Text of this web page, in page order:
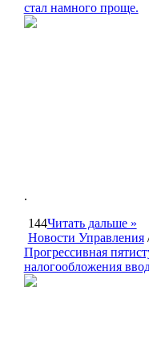
стал намного проще.
.
Читать дальше »
144
Новости Управления
Прогрессивная
налогообложения